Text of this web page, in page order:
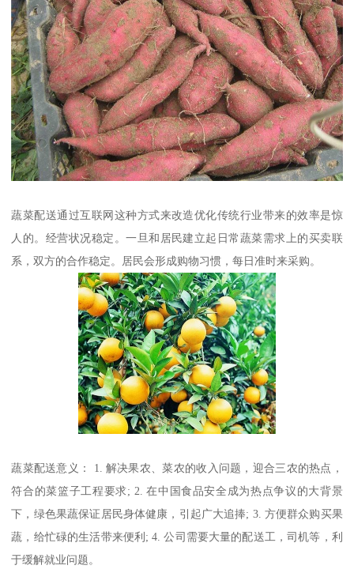
蔬菜配送通过互联网这种方式来改造优化传统行业带来的效率是惊
人的。经营状况稳定。一旦和居民建立起日常蔬菜需求上的买卖联
系，双方的合作稳定。居民会形成购物习惯，每日准时来采购。
蔬菜配送意义： 1. 解决果农、菜农的收入问题，迎合三农的热点，
符合的菜篮子工程要求; 2. 在中国食品安全成为热点争议的大背景
下，绿色果蔬保证居民身体健康，引起广大追捧; 3. 方便群众购买果
蔬，给忙碌的生活带来便利; 4. 公司需要大量的配送工，司机等，利
于缓解就业问题。